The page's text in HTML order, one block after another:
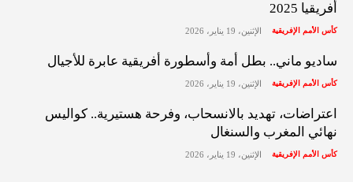
أفريقيا 2025
كأس الأمم الإفريقية الإثنين، 19 يناير، 2026
ساديو ماني.. بطل أمة وأسطورة أفريقية عابرة للأجيال
كأس الأمم الإفريقية الإثنين، 19 يناير، 2026
اعتراضات، تهديد بالانسحاب، وفرحة هستيرية.. كواليس
نهائي المغرب والسنغال
كأس الأمم الإفريقية الإثنين، 19 يناير، 2026